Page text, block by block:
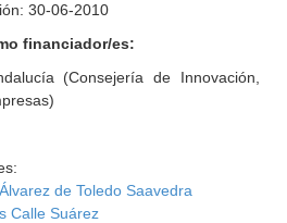
30-06-2010
financiador/es:
(Consejería de Innovación,
de Toledo Saavedra
Calle Suárez